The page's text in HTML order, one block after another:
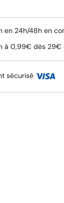
en 24h/48h en
à 0,99€ dès
sécurisé